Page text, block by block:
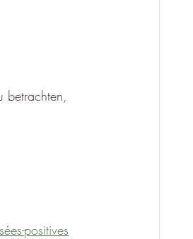
betrachten,
positives